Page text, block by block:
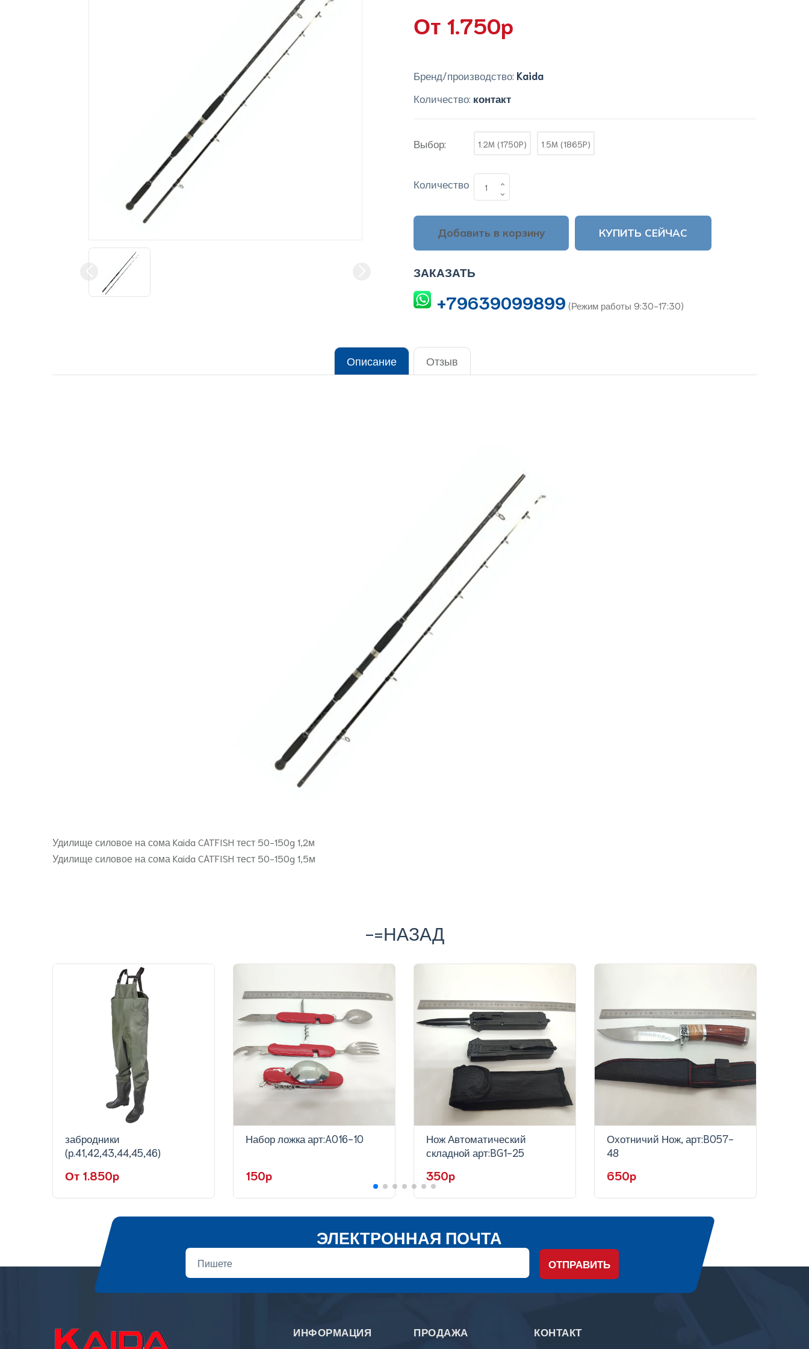
От 1.750p
Бренд/производство: Kaida
Количество: контакт
Выбор: 1.2M (1750P) 1.5M (1865P)
Количество
Добавить в корзину КУПИТЬ СЕЙЧАС
ЗАКАЗАТЬ
+79639099899 (Режим работы 9:30-17:30)
Описание Отзыв
Удилище силовое на сома Kaida CATFISH тест 50-150g 1,2м
Удилище силовое на сома Kaida CATFISH тест 50-150g 1,5м
-=НАЗАД
забродники
(р.41,42,43,44,45,46)
От 1.850p
Набор ложка арт:A016-10
150p
Нож Автоматический
складной арт:BG1-25
350p
Охотничий Нож, арт:B057-
48
650p
ЭЛЕКТРОННАЯ ПОЧТА
ОТПРАВИТЬ
ИНФОРМАЦИЯ ПРОДАЖА КОНТАКТ